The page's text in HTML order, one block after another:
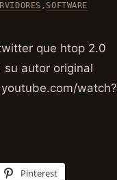
, SOFTWARE
que htop 2.0
su autor original
watch?
Pinterest